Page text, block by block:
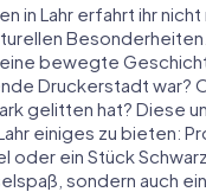
in Lahr erfahrt ihr
bewegte
Druckerstadt war?
gelitten hat? Diese
einiges zu bieten:
oder ein Stück
sondern auch